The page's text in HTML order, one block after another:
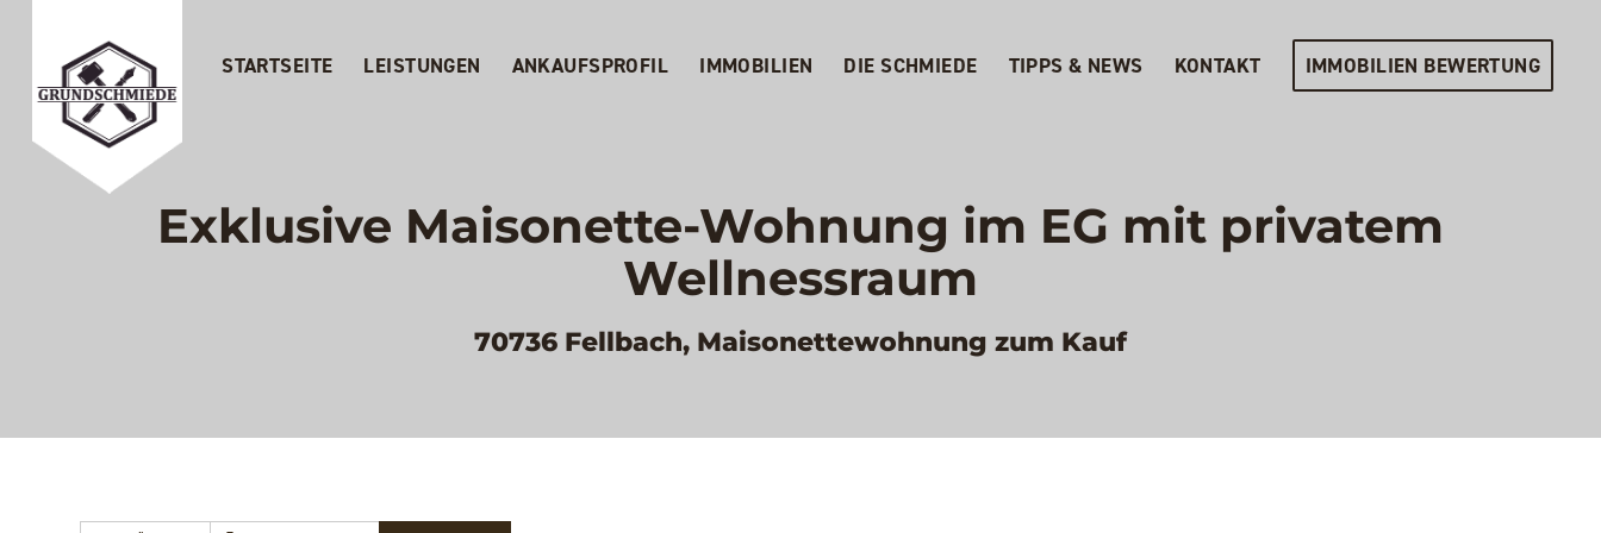
STARTSEITE LEISTUNGEN ANKAUFSPROFIL IMMOBILIEN DIE SCHMIEDE TIPPS & NEWS KONTAKT IMMOBILIEN BEWERTUNG
Exklusive Maisonette-Wohnung im EG mit privatem
Wellnessraum
70736 Fellbach, Maisonettewohnung zum Kauf